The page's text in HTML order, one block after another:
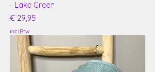
- Lake Green
Prijs
€ 29,95
incl.Btw